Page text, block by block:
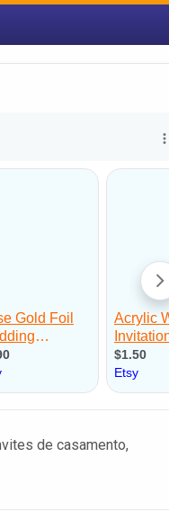
de casamento,